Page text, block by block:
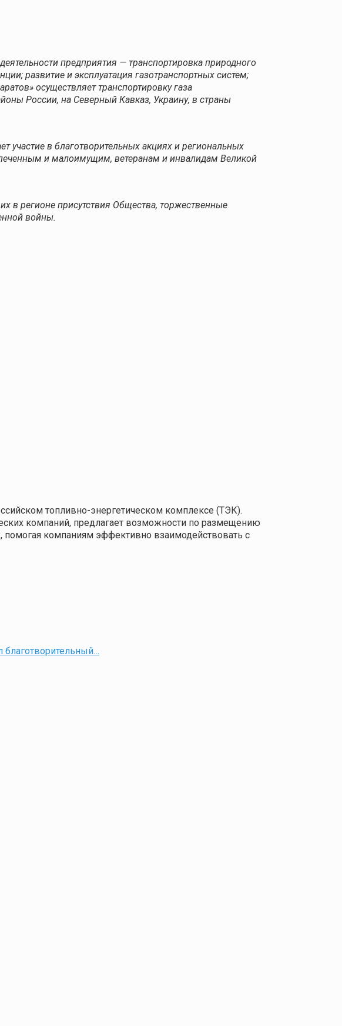
предприятия — транспортировка природного
развитие и эксплуатация газотранспортных систем;
осуществляет транспортировку газа
России, на Северный Кавказ, Украину, в страны
участие в благотворительных акциях и региональных
и малоимущим, ветеранам и инвалидам Великой
в регионе присутствия Общества, торжественные
войны.
топливно-энергетическом комплексе (ТЭК).
компаний, предлагает возможности по размещению
компаниям эффективно взаимодействовать с
благотворительный…